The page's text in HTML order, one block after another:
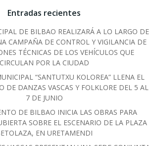
Entradas recientes
DE BILBAO REALIZARÁ A LO LARGO DE
CAMPAÑA DE CONTROL Y VIGILANCIA DE
TÉCNICAS DE LOS VEHÍCULOS QUE
CIRCULAN POR LA CIUDAD
“SANTUTXU KOLOREA” LLENA EL
DE DANZAS VASCAS Y FOLKLORE DEL 5 AL
7 DE JUNIO
DE BILBAO INICIA LAS OBRAS PARA
SOBRE EL ESCENARIO DE LA PLAZA
EN URETAMENDI